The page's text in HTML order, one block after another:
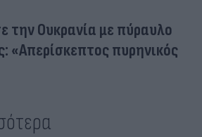
την Ουκρανία με πύραυλο
«Aπερίσκεπτος πυρηνικός